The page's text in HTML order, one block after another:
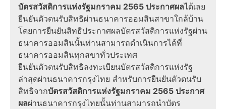
บัตรสวัสดิการแห่งรัฐมกราคม 2565 ประกาศผลได้เลย
ยืนยันตัวตนรับสิทธิผ่านธนาคารออมสินสาขาใกล้บ้าน
โดยการยืนยันสิทธิประกาศผลบัตรสวัสดิการแห่งรัฐผ่าน
ธนาคารออมสินนั้นท่านสามารถดำเนินการได้ที่
ธนาคารออมสินทุกสขาทั่วประเทศ
ยืนยันตัวตนรับสิทธิลงทะเบียนบัตรสวัสดิการแห่งรัฐ
ล่าสุดผ่านธนาคารกรุงไทย สำหรับการยืนยันตัวตนรับ
สิทธิจากบัตรสวัสดิการแห่งรัฐมกราคม 2565 ประกาศ
ผลผ่านธนาคารกรุงไทยนั้นท่านสามารถนำบัตร